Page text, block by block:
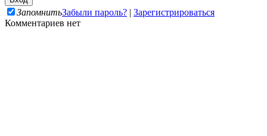
ЗапомнитьЗабыли пароль? | Зарегистрироваться
Комментариев нет